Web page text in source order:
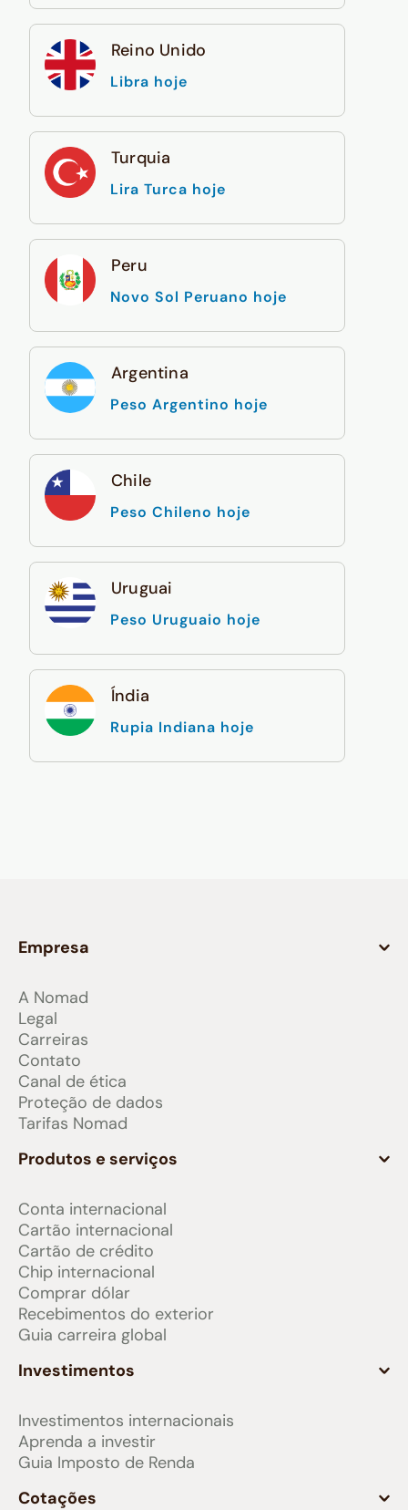
Reino Unido
Libra hoje
Turquia
Lira Turca hoje
Peru
Novo Sol Peruano hoje
Argentina
Peso Argentino hoje
Chile
Peso Chileno hoje
Uruguai
Peso Uruguaio hoje
Índia
Rupia Indiana hoje
Empresa
A Nomad
Legal
Carreiras
Contato
Canal de ética
Proteção de dados
Tarifas Nomad
Produtos e serviços
Conta internacional
Cartão internacional
Cartão de crédito
Chip internacional
Comprar dólar
Recebimentos do exterior
Guia carreira global
Investimentos
Investimentos internacionais
Aprenda a investir
Guia Imposto de Renda
Cotações